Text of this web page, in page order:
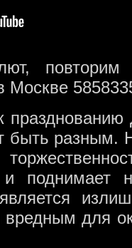
Москве
разным.
и поднимает
вредным для